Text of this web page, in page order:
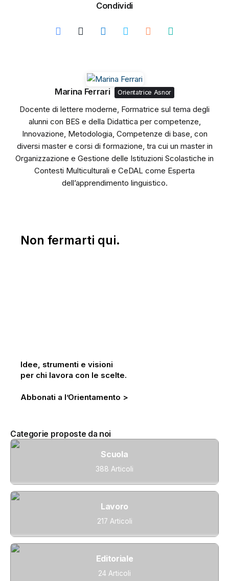
Condividi
Marina Ferrari Orientatrice Asnor
Docente di lettere moderne, Formatrice sul tema degli
alunni con BES e della Didattica per competenze,
Innovazione, Metodologia, Competenze di base, con
diversi master e corsi di formazione, tra cui un master in
Organizzazione e Gestione delle Istituzioni Scolastiche in
Contesti Multiculturali e CeDAL come Esperta
dell’apprendimento linguistico.
Non fermarti qui.
Idee, strumenti e visioni
per chi lavora con le scelte.
Abbonati a l’Orientamento >
Categorie proposte da noi
Scuola
388 Articoli
Lavoro
217 Articoli
Editoriale
24 Articoli